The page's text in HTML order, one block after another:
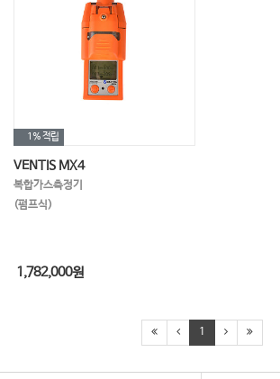
1%적립
VENTIS MX4
복합가스측정기
(펌프식)
1,782,000원
1